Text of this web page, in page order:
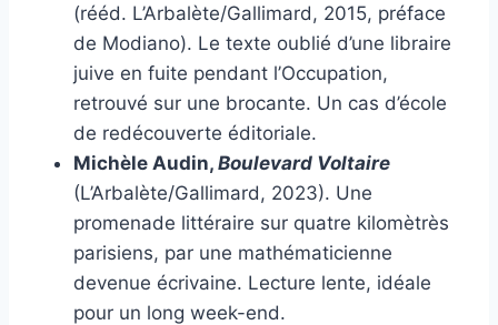
(rééd. L’Arbalète/Gallimard, 2015, préface
de Modiano). Le texte oublié d’une libraire
juive en fuite pendant l’Occupation,
retrouvé sur une brocante. Un cas d’école
de redécouverte éditoriale.
Michèle Audin, Boulevard Voltaire
(L’Arbalète/Gallimard, 2023). Une
promenade littéraire sur quatre kilomètrès
parisiens, par une mathématicienne
devenue écrivaine. Lecture lente, idéale
pour un long week-end.